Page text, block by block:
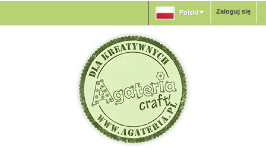
Zaloguj się
Polski